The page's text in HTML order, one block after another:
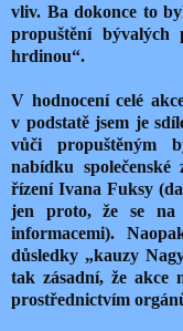
vliv. Ba dokonce to
propuštění bývalých
hrdinou“.
V hodnocení celé
v podstatě jsem je
vůči propuštěným
nabídku
řízení Ivana Fuksy
jen proto, že se na
informacemi).
důsledky „kauzy
tak zásadní, že akce
prostřednictvím